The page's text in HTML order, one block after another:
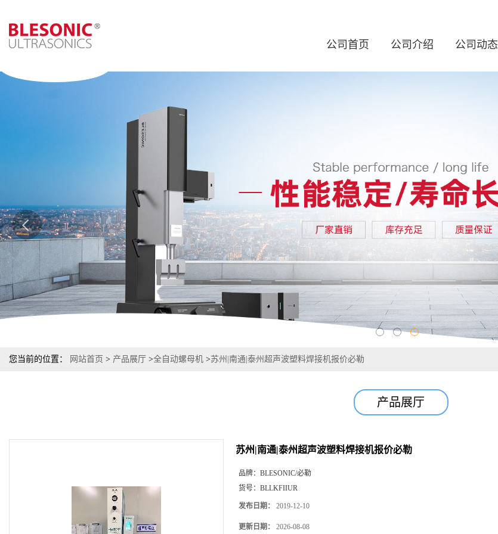
公司首页 公司介绍 公司动态
您当前的位置： 网站首页 > 产品展厅 >全自动螺母机 >苏州|南通|泰州超声波塑料焊接机报价必勒
产品展厅
苏州|南通|泰州超声波塑料焊接机报价必勒
品牌： BLESONIC/必勒
货号： BLLKFIIUR
发布日期： 2019-12-10
更新日期： 2026-08-08